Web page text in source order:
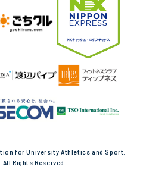
for University Athletics and Sport.
All Rights Reserved.